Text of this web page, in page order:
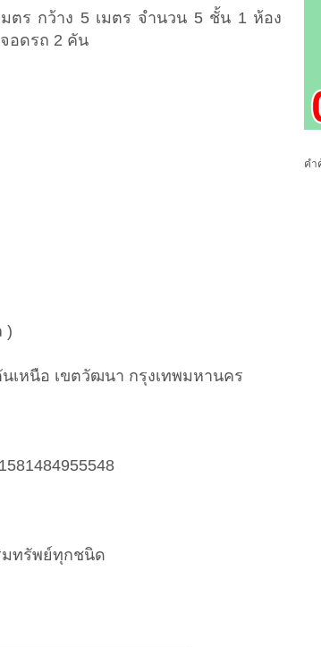
ตร กว้าง 5 เมตร จำนวน 5 ชั้น 1 ห้อง
อดรถ 2 คัน
)
เหนือ เขตวัฒนา กรุงเทพมหานคร
มทรัพย์ทุกชนิด
คำ